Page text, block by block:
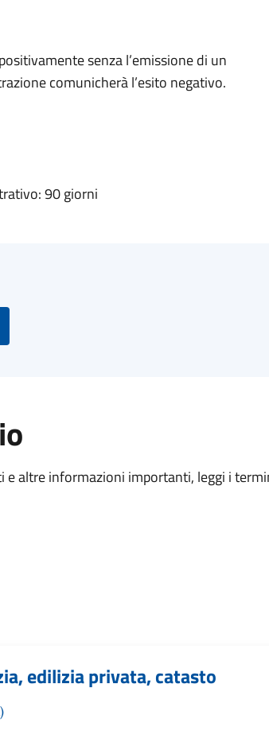
senza l’emissione di un
comunicherà l’esito negativo.
90 giorni
e altre informazioni importanti, leggi i
edilizia privata, catasto